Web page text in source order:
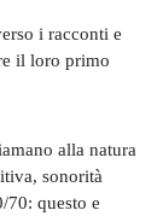
i racconti e
il loro primo
alla natura
sonorità
questo e